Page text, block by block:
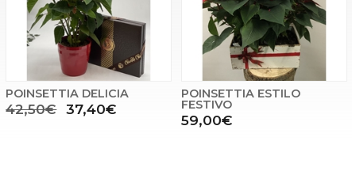
POINSETTIA DELICIA
42,50€ 37,40€
POINSETTIA ESTILO
FESTIVO
59,00€